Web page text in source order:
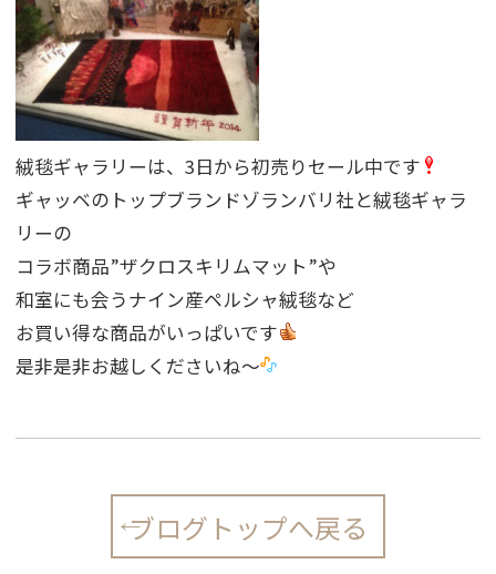
絨毯ギャラリーは、3日から初売りセール中です
ギャッベのトップブランドゾランバリ社と絨毯ギャラ
リーの
コラボ商品”ザクロスキリムマット”や
和室にも会うナイン産ペルシャ絨毯など
お買い得な商品がいっぱいです
是非是非お越しくださいね〜
ブログトップへ戻る